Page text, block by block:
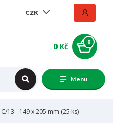
Menu
CZK
0
0 Kč
13 - 149 x 205 mm (25 ks)